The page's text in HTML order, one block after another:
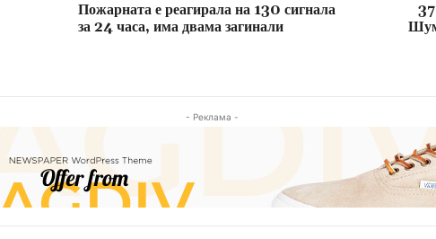
Пожарната е реагирала на 130 сигнала
за 24 часа, има двама загинали
- Реклама -